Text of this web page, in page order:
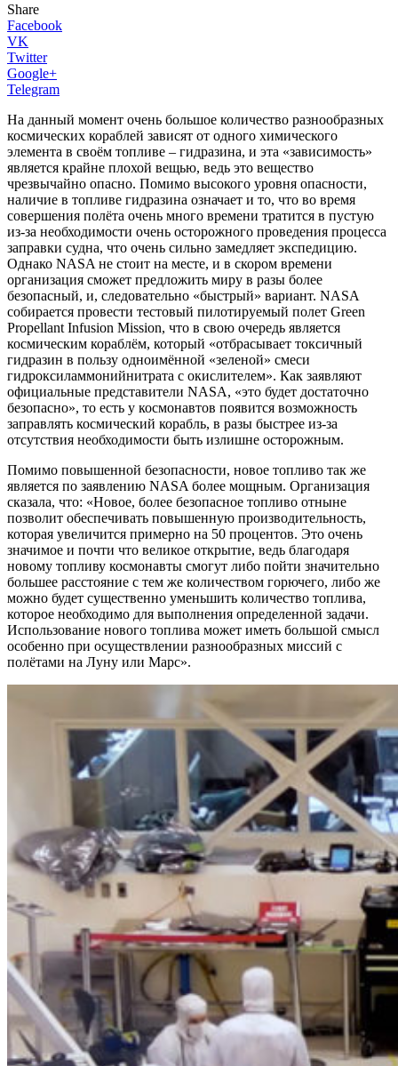
Share
Facebook
VK
Twitter
Google+
Telegram
На данный момент очень большое количество разнообразных
космических кораблей зависят от одного химического
элемента в своём топливе – гидразина, и эта «зависимость»
является крайне плохой вещью, ведь это вещество
чрезвычайно опасно. Помимо высокого уровня опасности,
наличие в топливе гидразина означает и то, что во время
совершения полёта очень много времени тратится в пустую
из-за необходимости очень осторожного проведения процесса
заправки судна, что очень сильно замедляет экспедицию.
Однако NASA не стоит на месте, и в скором времени
организация сможет предложить миру в разы более
безопасный, и, следовательно «быстрый» вариант. NASA
собирается провести тестовый пилотируемый полет Green
Propellant Infusion Mission, что в свою очередь является
космическим кораблём, который «отбрасывает токсичный
гидразин в пользу одноимённой «зеленой» смеси
гидроксиламмонийнитрата с окислителем». Как заявляют
официальные представители NASA, «это будет достаточно
безопасно», то есть у космонавтов появится возможность
заправлять космический корабль, в разы быстрее из-за
отсутствия необходимости быть излишне осторожным.
Помимо повышенной безопасности, новое топливо так же
является по заявлению NASA более мощным. Организация
сказала, что: «Новое, более безопасное топливо отныне
позволит обеспечивать повышенную производительность,
которая увеличится примерно на 50 процентов. Это очень
значимое и почти что великое открытие, ведь благодаря
новому топливу космонавты смогут либо пойти значительно
большее расстояние с тем же количеством горючего, либо же
можно будет существенно уменьшить количество топлива,
которое необходимо для выполнения определенной задачи.
Использование нового топлива может иметь большой смысл
особенно при осуществлении разнообразных миссий с
полётами на Луну или Марс».